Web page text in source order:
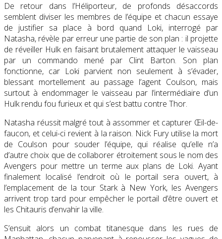
De retour dans l’Héliporteur, de profonds désaccords
semblent diviser les membres de l’équipe et chacun essaye
de justifier sa place à bord quand Loki, interrogé par
Natasha, révèle par erreur une partie de son plan : il projette
de réveiller Hulk en faisant brutalement attaquer le vaisseau
par un commando mené par Clint Barton. Son plan
fonctionne, car Loki parvient non seulement à s’évader,
blessant mortellement au passage l’agent Coulson, mais
surtout à endommager le vaisseau par l’intermédiaire d’un
Hulk rendu fou furieux et qui s’est battu contre Thor.
Natasha réussit malgré tout à assommer et capturer Œil-de-
faucon, et celui-ci revient à la raison. Nick Fury utilise la mort
de Coulson pour souder l’équipe, qui réalise qu’elle n’a
d’autre choix que de collaborer étroitement sous le nom des
Avengers pour mettre un terme aux plans de Loki. Ayant
finalement localisé l’endroit où le portail sera ouvert, à
l’emplacement de la tour Stark à New York, les Avengers
arrivent trop tard pour empêcher le portail d’être ouvert et
les Chitauris d’envahir la ville.
S’ensuit alors un combat titanesque dans les rues de